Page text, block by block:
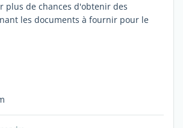
plus de chances d'obtenir des
les documents à fournir pour le